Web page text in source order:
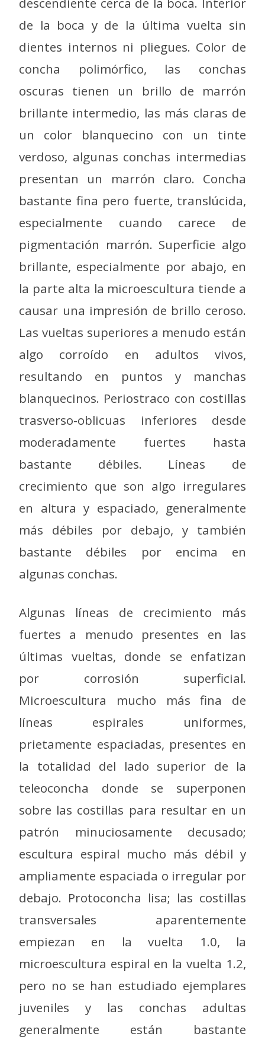
de la boca y de la última vuelta sin
dientes internos ni pliegues. Color de
concha polimórfico, las conchas
oscuras tienen un brillo de marrón
brillante intermedio, las más claras de
un color blanquecino con un tinte
verdoso, algunas conchas intermedias
presentan un marrón claro. Concha
bastante fina pero fuerte, translúcida,
especialmente cuando carece de
pigmentación marrón. Superficie algo
brillante, especialmente por abajo, en
la parte alta la microescultura tiende a
causar una impresión de brillo ceroso.
Las vueltas superiores a menudo están
algo corroído en adultos vivos,
resultando en puntos y manchas
blanquecinos. Periostraco con costillas
trasverso-oblicuas inferiores desde
moderadamente fuertes hasta
bastante débiles. Líneas de
crecimiento que son algo irregulares
en altura y espaciado, generalmente
más débiles por debajo, y también
bastante débiles por encima en
algunas conchas.
Algunas líneas de crecimiento más
fuertes a menudo presentes en las
últimas vueltas, donde se enfatizan
por corrosión superficial.
Microescultura mucho más fina de
líneas espirales uniformes,
prietamente espaciadas, presentes en
la totalidad del lado superior de la
teleoconcha donde se superponen
sobre las costillas para resultar en un
patrón minuciosamente decusado;
escultura espiral mucho más débil y
ampliamente espaciada o irregular por
debajo. Protoconcha lisa; las costillas
transversales aparentemente
empiezan en la vuelta 1.0, la
microescultura espiral en la vuelta 1.2,
pero no se han estudiado ejemplares
juveniles y las conchas adultas
generalmente están bastante